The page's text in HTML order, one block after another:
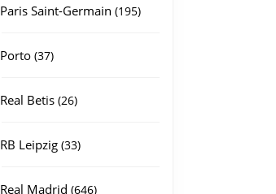
Paris Saint-Germain 195195
Porto 3737
Real Betis 2626
RB Leipzig 3333
Real Madrid 646646